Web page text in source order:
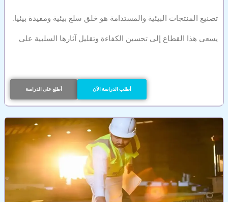
تصنيع المنتجات البيئية والمستدامة هو خلق سلع بيئية ومفيدة بيئيا.
يسعى هذا القطاع إلى تحسين الكفاءة وتقليل آثارها السلبية على
أطلع على الدراسة أطلب الدراسة الآن